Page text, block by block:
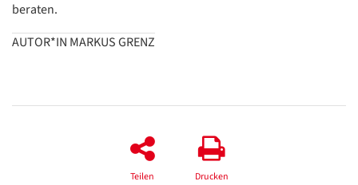
beraten.
AUTOR*IN MARKUS GRENZ
Teilen Drucken